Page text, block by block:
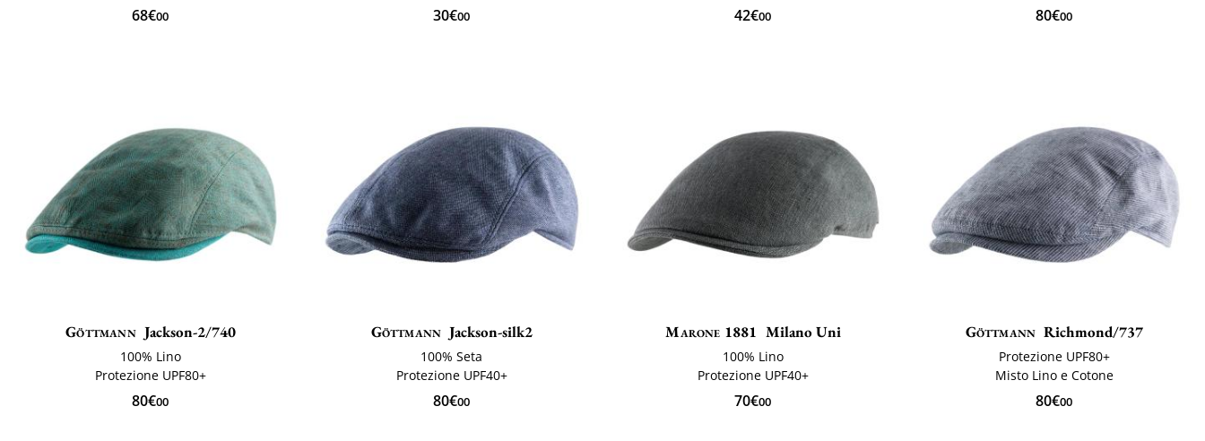
68€00 30€00 42€00 80€00
Göttmann Jackson-2/740
100% Lino
Protezione UPF80+
80€00
Göttmann Jackson-silk2
100% Seta
Protezione UPF40+
80€00
Marone 1881 Milano Uni
100% Lino
Protezione UPF40+
70€00
Göttmann Richmond/737
Protezione UPF80+
Misto Lino e Cotone
80€00